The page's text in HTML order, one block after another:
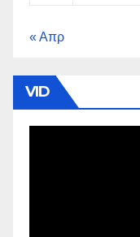
« Απρ
VID